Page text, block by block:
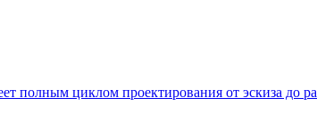
циклом проектирования от эскиза до